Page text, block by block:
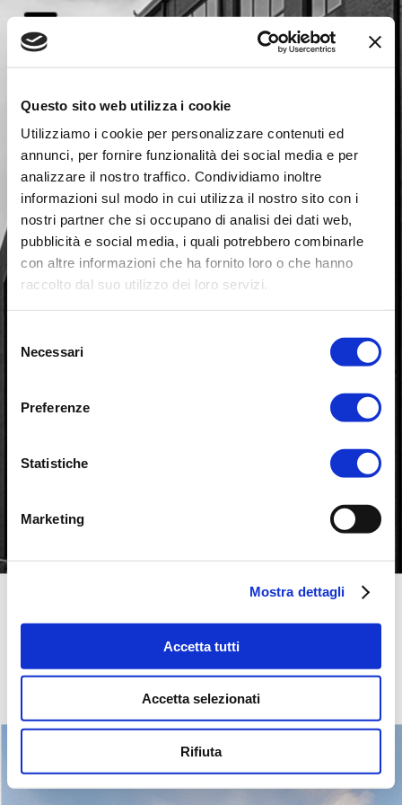
Questo sito web utilizza i cookie
Utilizziamo i cookie per personalizzare contenuti ed
annunci, per fornire funzionalità dei social media e per
analizzare il nostro traffico. Condividiamo inoltre
informazioni sul modo in cui utilizza il nostro sito con i
nostri partner che si occupano di analisi dei dati web,
pubblicità e social media, i quali potrebbero combinarle
con altre informazioni che ha fornito loro o che hanno
raccolto dal suo utilizzo dei loro servizi.
delNecessari
Preferenze
Statistiche
Marketing
Mostra dettagli
Accetta tutti
Accetta selezionati
Rifiuta
EX
EX ZUCCHERIFICIO
STRUTTURA COMMERCIALE E
DIREZIONALE | REALIZZATO